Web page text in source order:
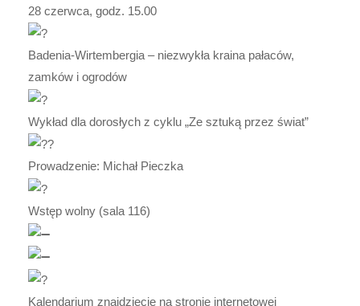
28 czerwca, godz. 15.00
Badenia-Wirtembergia – niezwykła kraina pałaców,
zamków i ogrodów
Wykład dla dorosłych z cyklu „Ze sztuką przez świat”
Prowadzenie: Michał Pieczka
Wstęp wolny (sala 116)
Kalendarium znajdziecie na stronie internetowej